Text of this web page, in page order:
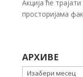
Акција ће
просторијама
АРХИВЕ
Архиве